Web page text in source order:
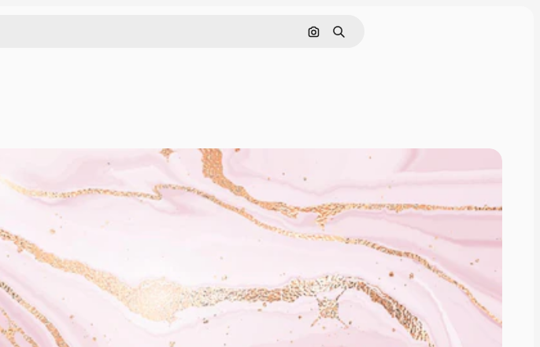
ค้นหาตามรูปภาพ
ค้นหา